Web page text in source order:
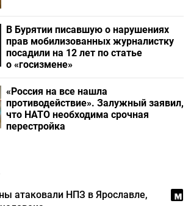
В Бурятии писавшую о нарушениях
прав мобилизованных журналистку
посадили на 12 лет по статье
о «госизмене»
«Россия на все нашла
противодействие». Залужный заявил,
что НАТО необходима срочная
перестройка